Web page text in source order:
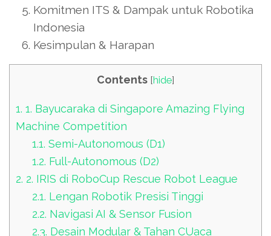
Komitmen ITS & Dampak untuk Robotika
Indonesia
Kesimpulan & Harapan
Contents [hide]
1. 1. Bayucaraka di Singapore Amazing Flying
Machine Competition
1.1. Semi-Autonomous (D1)
1.2. Full-Autonomous (D2)
2. 2. IRIS di RoboCup Rescue Robot League
2.1. Lengan Robotik Presisi Tinggi
2.2. Navigasi AI & Sensor Fusion
2.3. Desain Modular & Tahan CUaca